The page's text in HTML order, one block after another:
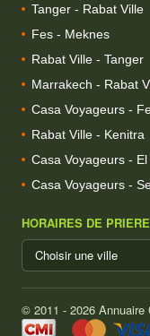
Tanger - Rabat Ville
Fes - Meknes
Rabat Ville - Tanger
Marrakech - Rabat
Casa Voyageurs -
Rabat Ville - Kenitra
Casa Voyageurs -
Casa Voyageurs -
HORAIRES DE PRIERE
© 2011 - 2026 Annuaire